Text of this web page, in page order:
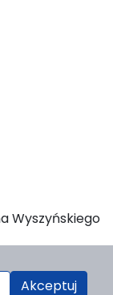
Wyszyńskiego
Akceptuj